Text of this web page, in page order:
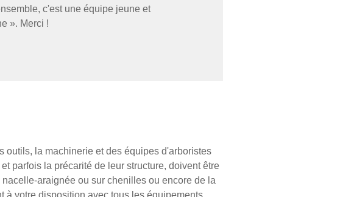
c'est une équipe jeune et
». Merci !
outils, la machinerie et des équipes d'arboristes
parfois la précarité de leur structure, doivent être
araignée ou sur chenilles ou encore de la
à votre disposition avec tous les équipements.